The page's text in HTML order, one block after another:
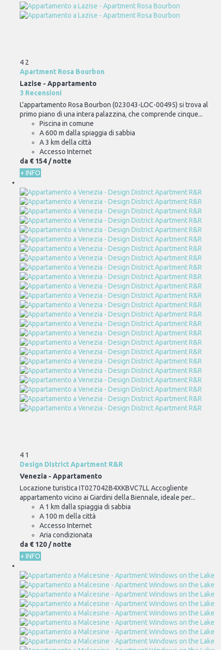
4 2
Apartment Rosa Bourbon
Lazise - Appartamento
3 Recensioni
L'appartamento Rosa Bourbon (023043-LOC-00495) si trova al
primo piano di una intera palazzina, che comprende cinque...
Piscina in comune
A 600 m dalla spiaggia di sabbia
A 3 km della città
Accesso Internet
da € 154/ notte
+ INFO
4 1
Design District Apartment R&R
Venezia - Appartamento
Locazione turistica IT027042B4XKBVC7LL Accogliente
appartamento vicino ai Giardini della Biennale, ideale per...
A 1 km dalla spiaggia di sabbia
A 100 m della città
Accesso Internet
Aria condizionata
da € 120/ notte
+ INFO